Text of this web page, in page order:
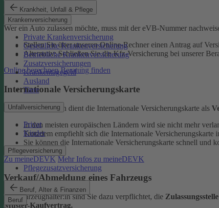
Krankheit, Unfall & Pflege
Krankenversicherung
Private Krankenversicherung
Gesetzliche Krankenversicherung
Betriebliche Krankenversicherung
Zusatzversicherungen
Krankentagegeld
Ausland
Tiere
Unfallversicherung
Privat
Kinder
Pflegeversicherung
Pflegezusatzversicherung
Beruf, Alter & Finanzen
Beruf
eVB-Nummer
Wer ein Auto zulassen möchte, muss mit der eVB-Nummer
Stellen Sie über unseren Online-Rechner einen Antrag auf
Alternativ: Schließen Sie die Kfz-​Versicherung bei unserer
Online berechnen Beratung finden
Internationale Versicherungskarte
Bei Auslandsfahrten dient die Internationale Versicherungskarte als
In den meisten europäischen Ländern wird sie nicht mehr
Trotzdem empfiehlt sich die Internationale
Sie können die Internationale Versicherungskarte schnell und
Zu meineDEVK Mehr Infos zu meineDEVK
Verkauf/Abmeldung eines Fahrzeugs
Als Fahrzeughalter:in sind Sie dazu verpflichtet, die
Muster-Kaufvertrag.